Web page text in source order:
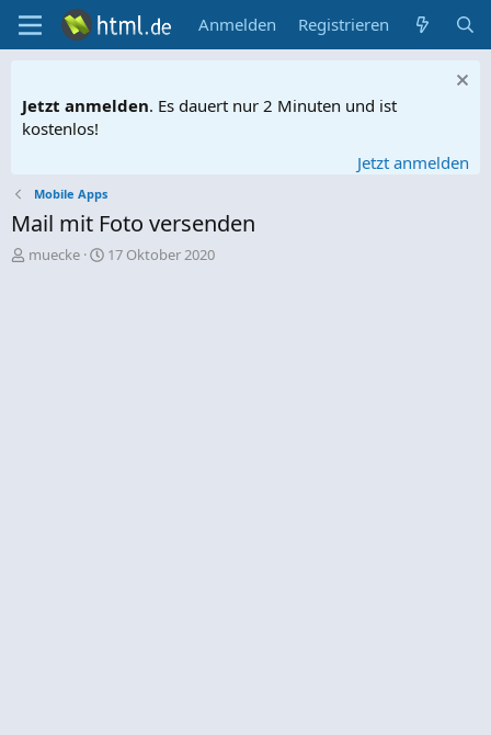
Anmelden Registrieren
Jetzt anmelden. Es dauert nur 2 Minuten und ist
kostenlos!
Jetzt anmelden
Mobile Apps
Mail mit Foto versenden
E
muecke
E17 Oktober 2020